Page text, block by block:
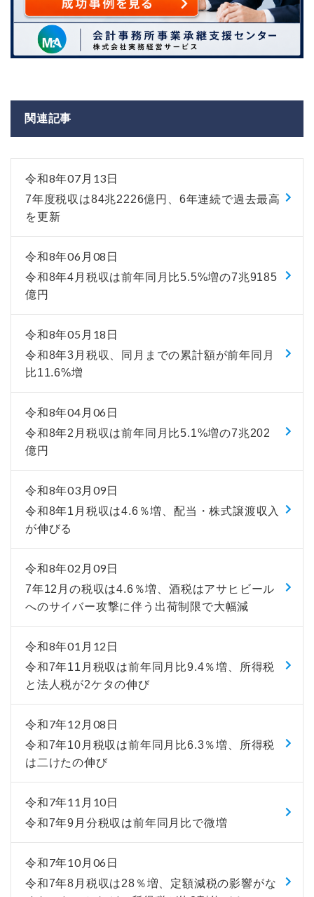
関連記事
令和8年07月13日
7年度税収は84兆2226億円、6年連続で過去最高
を更新
令和8年06月08日
令和8年4月税収は前年同月比5.5%増の7兆9185
億円
令和8年05月18日
令和8年3月税収、同月までの累計額が前年同月
比11.6%増
令和8年04月06日
令和8年2月税収は前年同月比5.1%増の7兆202
億円
令和8年03月09日
令和8年1月税収は4.6％増、配当・株式譲渡収入
が伸びる
令和8年02月09日
7年12月の税収は4.6％増、酒税はアサヒビール
へのサイバー攻撃に伴う出荷制限で大幅減
令和8年01月12日
令和7年11月税収は前年同月比9.4％増、所得税
と法人税が2ケタの伸び
令和7年12月08日
令和7年10月税収は前年同月比6.3％増、所得税
は二けたの伸び
令和7年11月10日
令和7年9月分税収は前年同月比で微増
令和7年10月06日
令和7年8月税収は28％増、定額減税の影響がな